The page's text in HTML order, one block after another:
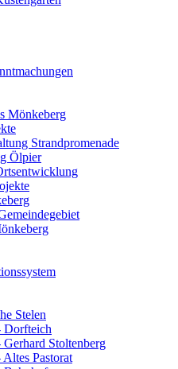
Mönkeberg
Strandpromenade
Ölpier
Stelen
Dorfteich
Gerhard Stoltenberg
Altes Pastorat